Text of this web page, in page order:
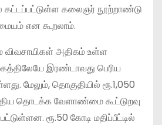
கட்டப்பட்டுள்ள கலைஞர் நூற்றாண்டு
மையம் என கூறலாம்.
விவசாயிகள் அதிகம் உள்ள
இரண்டாவது பெரிய
மேலும், தொகுதியில் ரூ.1,050
தொடக்க வேளாண்மை கூட்டுறவு
ரூ.50 கோடி மதிப்பீட்டில்